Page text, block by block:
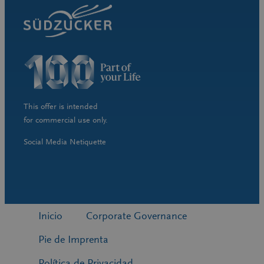
This offer is intended
for commercial use only.
Social Media Netiquette
Inicio
Corporate Governance
Pie de Imprenta